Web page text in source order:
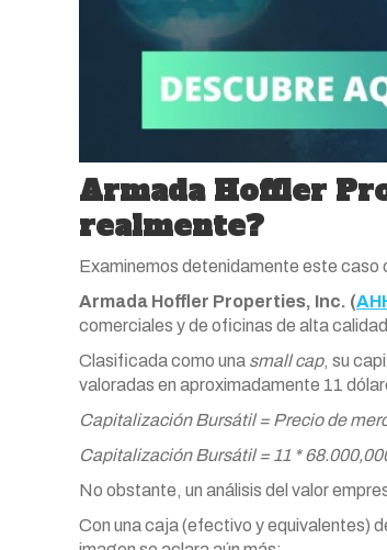
Armada Hoffler
realmente?
Examinemos detenidamente este caso
Armada Hoffler Properties, Inc. (
comerciales y de oficinas de alta
Clasificada como una small cap, su
valoradas en aproximadamente 11
Capitalización Bursátil = Precio de
Capitalización Bursátil = 11 *
No obstante, un análisis del valor
Con una caja (efectivo y equivalentes)